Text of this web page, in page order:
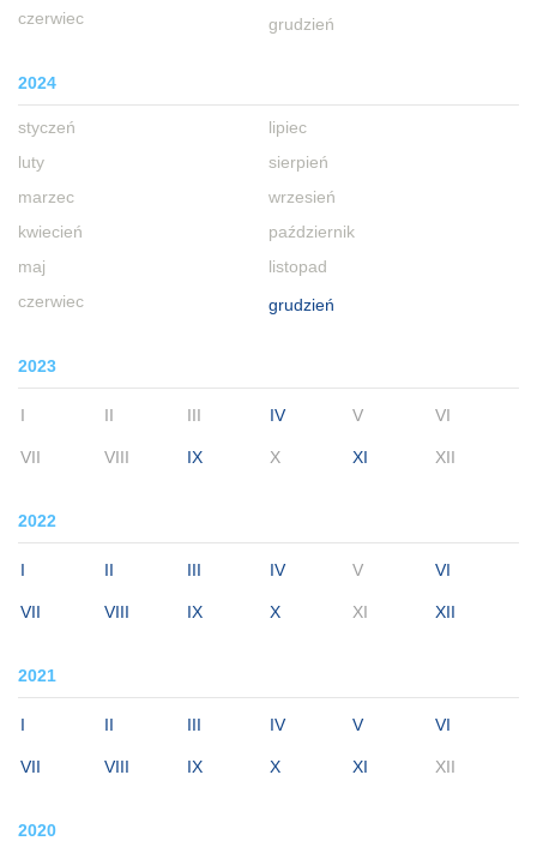
czerwiec
grudzień
2024
styczeń
luty
marzec
kwiecień
maj
czerwiec
lipiec
sierpień
wrzesień
październik
listopad
grudzień
2023
I II III IV V VI
VII VIII IX X XI XII
2022
I II III IV V VI
VII VIII IX X XI XII
2021
I II III IV V VI
VII VIII IX X XI XII
2020